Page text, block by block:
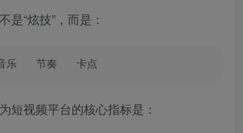
是“炫技”，而是：
乐   节奏   卡点
短视频平台的核心指标是：